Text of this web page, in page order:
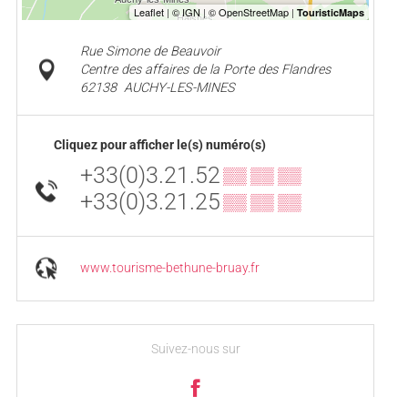
Rue Simone de Beauvoir
Centre des affaires de la Porte des Flandres
62138 AUCHY-LES-MINES
Cliquez pour afficher le(s) numéro(s)
+33(0)3.21.52▒▒ ▒▒ ▒▒
+33(0)3.21.25▒▒ ▒▒ ▒▒
www.tourisme-bethune-bruay.fr
Suivez-nous sur